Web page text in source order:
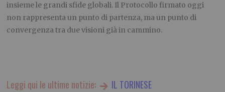
insieme le grandi sfide globali. Il Protocollo firmato oggi
non rappresenta un punto di partenza, ma un punto di
convergenza tra due visioni già in cammino.
Leggi qui le ultime notizie: IL TORINESE